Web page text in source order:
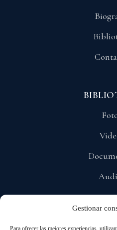
Gestionar
Para ofrecer las mejores experiencias,